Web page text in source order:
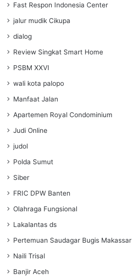
Fast Respon Indonesia Center
jalur mudik Cikupa
dialog
Review Singkat Smart Home
PSBM XXVI
wali kota palopo
Manfaat Jalan
Apartemen Royal Condominium
Judi Online
judol
Polda Sumut
Siber
FRIC DPW Banten
Olahraga Fungsional
Lakalantas ds
Pertemuan Saudagar Bugis Makassar
Naili Trisal
Banjir Aceh